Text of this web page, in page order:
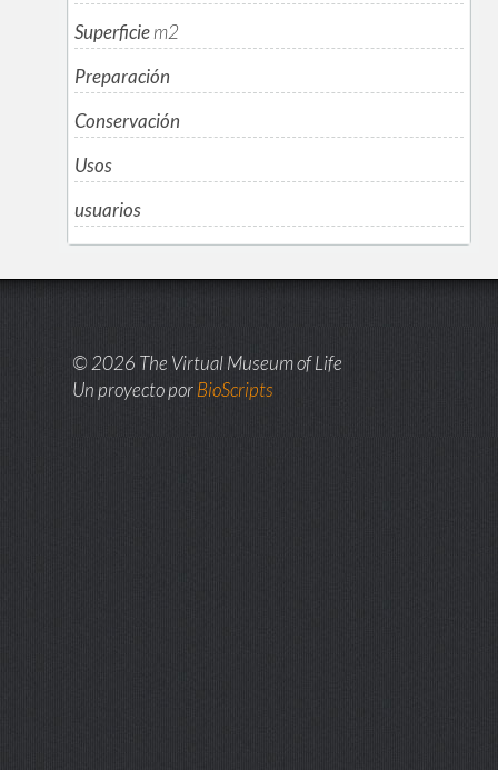
Superficiem2
Preparación
Conservación
Usos
usuarios
© 2026 The Virtual Museum of Life
Un proyecto porBioScripts